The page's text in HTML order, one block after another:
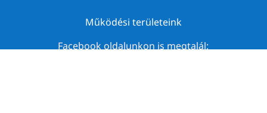
Működési területeink
Facebook oldalunkon is megtalál: